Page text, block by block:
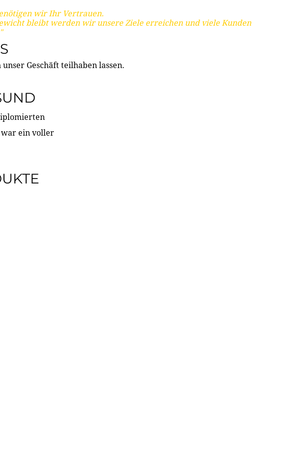
wir Ihr Vertrauen.
bleibt werden wir unsere Ziele erreichen und viele Kunden
Geschäft teilhaben lassen.
war ein voller